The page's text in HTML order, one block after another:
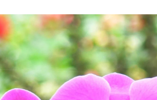
Noticias
Para ti
Contacto